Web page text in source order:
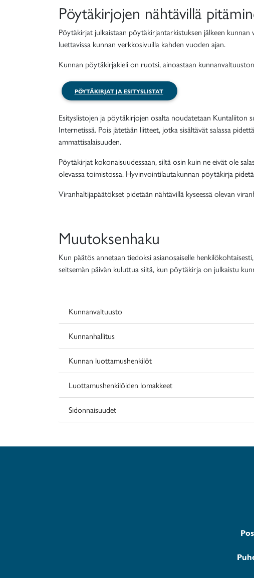
Pöytäkirjojen nähtävillä
Pöytäkirjat julkaistaan pöytäkirjantarkistuksen jälkeen kunnan
luettavissa kunnan verkkosivuilla kahden vuoden ajan.
Kunnan pöytäkirjakieli on ruotsi, ainoastaan
PÖYTÄKIRJAT JA ESITYSLISTAT
Esityslistojen ja pöytäkirjojen osalta noudatetaan Kuntaliiton
Internetissä. Pois jätetään liitteet, jotka sisältävät salassa
ammattisalaisuuden.
Pöytäkirjat kokonaisuudessaan, siltä osin kuin ne eivät ole
olevassa toimistossa. Hyvinvointilautakunnan pöytäkirja
Viranhaltijapäätökset pidetään nähtävillä kyseessä olevan
Muutoksenhaku
Kun päätös annetaan tiedoksi asianosaiselle
seitsemän päivän kuluttua siitä, kun pöytäkirja on julkaistu
Kunnanvaltuusto
Kunnanhallitus
Kunnan luottamushenkilöt
Luottamushenkilöiden lomakkeet
Sidonnaisuudet